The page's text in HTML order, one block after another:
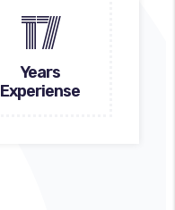
17
Years
Experiense